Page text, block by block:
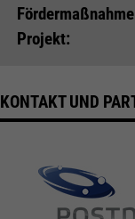
Projekt:
KONTAKT UND